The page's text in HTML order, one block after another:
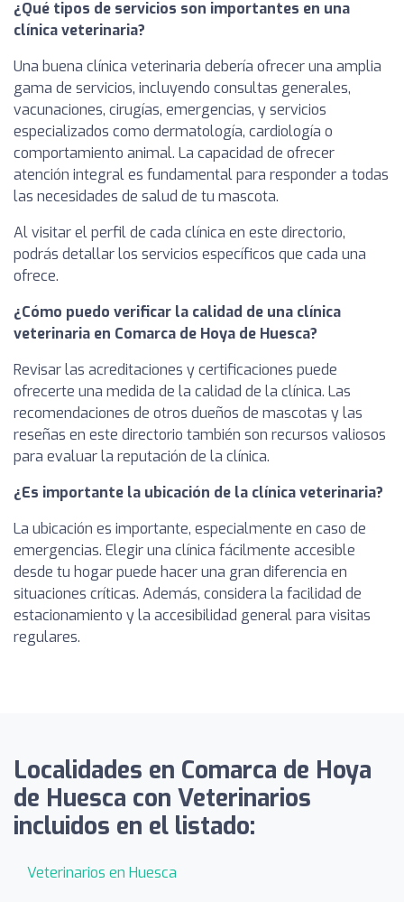
¿Qué tipos de servicios son importantes en una
clínica veterinaria?
Una buena clínica veterinaria debería ofrecer una amplia
gama de servicios, incluyendo consultas generales,
vacunaciones, cirugías, emergencias, y servicios
especializados como dermatología, cardiología o
comportamiento animal. La capacidad de ofrecer
atención integral es fundamental para responder a todas
las necesidades de salud de tu mascota.
Al visitar el perfil de cada clínica en este directorio,
podrás detallar los servicios específicos que cada una
ofrece.
¿Cómo puedo verificar la calidad de una clínica
veterinaria en Comarca de Hoya de Huesca?
Revisar las acreditaciones y certificaciones puede
ofrecerte una medida de la calidad de la clínica. Las
recomendaciones de otros dueños de mascotas y las
reseñas en este directorio también son recursos valiosos
para evaluar la reputación de la clínica.
¿Es importante la ubicación de la clínica veterinaria?
La ubicación es importante, especialmente en caso de
emergencias. Elegir una clínica fácilmente accesible
desde tu hogar puede hacer una gran diferencia en
situaciones críticas. Además, considera la facilidad de
estacionamiento y la accesibilidad general para visitas
regulares.
Localidades en Comarca de Hoya
de Huesca con Veterinarios
incluidos en el listado:
Veterinarios en Huesca